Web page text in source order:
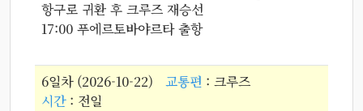
항구로 귀환 후 크루즈 재승선
17:00 푸에르토바야르타 출항
6일차 (2026-10-22) 교통편 : 크루즈
시간: 전일